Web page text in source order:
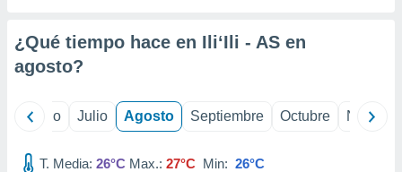
e
¿Qué tiempo hace en Ili‘Ili - AS en
agosto?
Junio Julio Agosto Septiembre Octubre
T. Media: 26°C Max.: 27°C Min: 26°C